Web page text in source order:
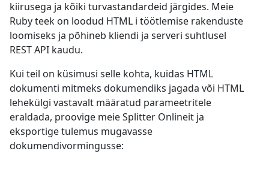
kiirusega ja kõiki turvastandardeid järgides. Meie
Ruby teek on loodud HTML i töötlemise rakenduste
loomiseks ja põhineb kliendi ja serveri suhtlusel
REST API kaudu.
Kui teil on küsimusi selle kohta, kuidas HTML
dokumenti mitmeks dokumendiks jagada või HTML
lehekülgi vastavalt määratud parameetritele
eraldada, proovige meie Splitter Onlineit ja
eksportige tulemus mugavasse
dokumendivormingusse: